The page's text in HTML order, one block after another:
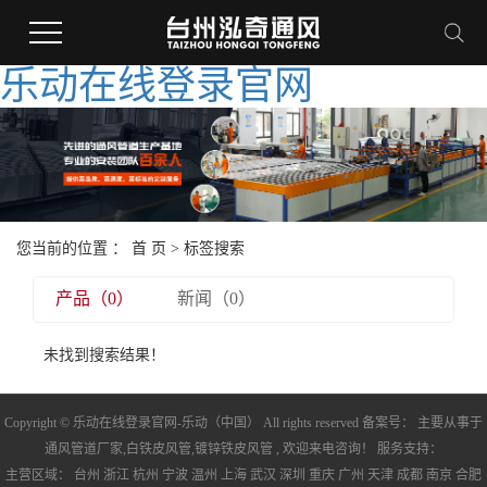
乐动在线登录官网
您当前的位置 ： 首 页 > 标签搜索
产品（0） 新闻（0）
未找到搜索结果！
Copyright © 乐动在线登录官网-乐动（中国） All rights reserved 备案号： 主要从事于
通风管道厂家, 白铁皮风管,镀锌铁皮风管 , 欢迎来电咨询！ 服务支持：
主营区域： 台州 浙江 杭州 宁波 温州 上海 武汉 深圳 重庆 广州 天津 成都 南京 合肥